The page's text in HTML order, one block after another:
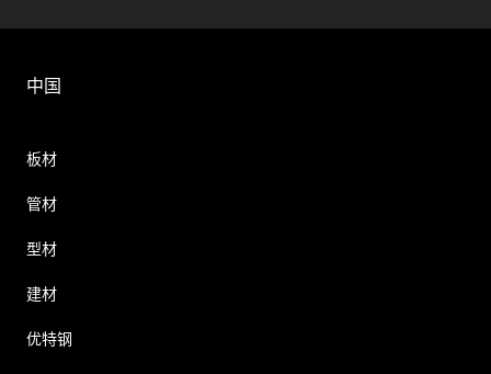
中国
板材
管材
型材
建材
优特钢